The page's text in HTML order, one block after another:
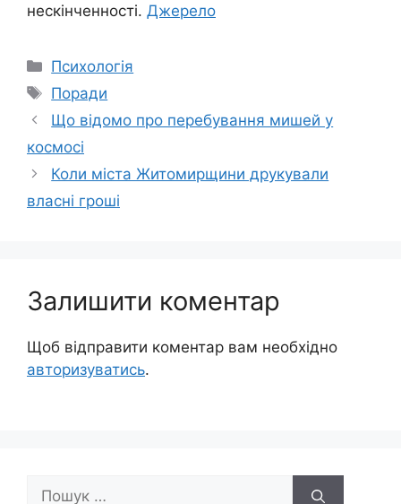
нескінченності. Джерело
Категорії
Психологія
Позначки
Поради
Що відомо про перебування мишей у
космосі
Коли міста Житомирщини друкували
власні гроші
Залишити коментар
Щоб відправити коментар вам необхідно
авторизуватись.
Пошук: